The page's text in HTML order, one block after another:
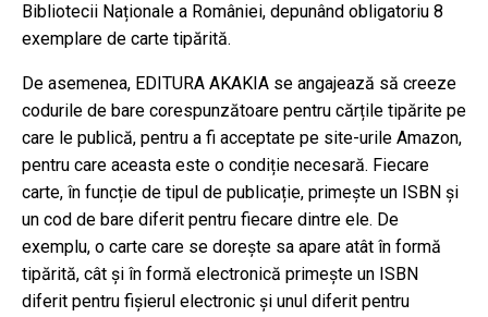
Bibliotecii Naționale a României, depunând obligatoriu 8
exemplare de carte tipărită.
De asemenea, EDITURA AKAKIA se angajează să creeze
codurile de bare corespunzătoare pentru cărțile tipărite pe
care le publică, pentru a fi acceptate pe site-urile Amazon,
pentru care aceasta este o condiție necesară. Fiecare
carte, în funcție de tipul de publicație, primește un ISBN și
un cod de bare diferit pentru fiecare dintre ele. De
exemplu, o carte care se dorește sa apare atât în formă
tipărită, cât și în formă electronică primește un ISBN
diferit pentru fișierul electronic și unul diferit pentru